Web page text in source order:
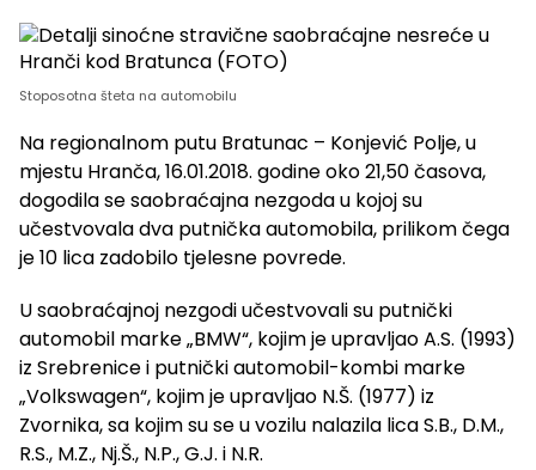
Stoposotna šteta na automobilu
Na regionalnom putu Bratunac – Konjević Polje, u
mjestu Hranča, 16.01.2018. godine oko 21,50 časova,
dogodila se saobraćajna nezgoda u kojoj su
učestvovala dva putnička automobila, prilikom čega
je 10 lica zadobilo tjelesne povrede.
U saobraćajnoj nezgodi učestvovali su putnički
automobil marke „BMW“, kojim je upravljao A.S. (1993)
iz Srebrenice i putnički automobil-kombi marke
„Volkswagen“, kojim je upravljao N.Š. (1977) iz
Zvornika, sa kojim su se u vozilu nalazila lica S.B., D.M.,
R.S., M.Z., Nj.Š., N.P., G.J. i N.R.